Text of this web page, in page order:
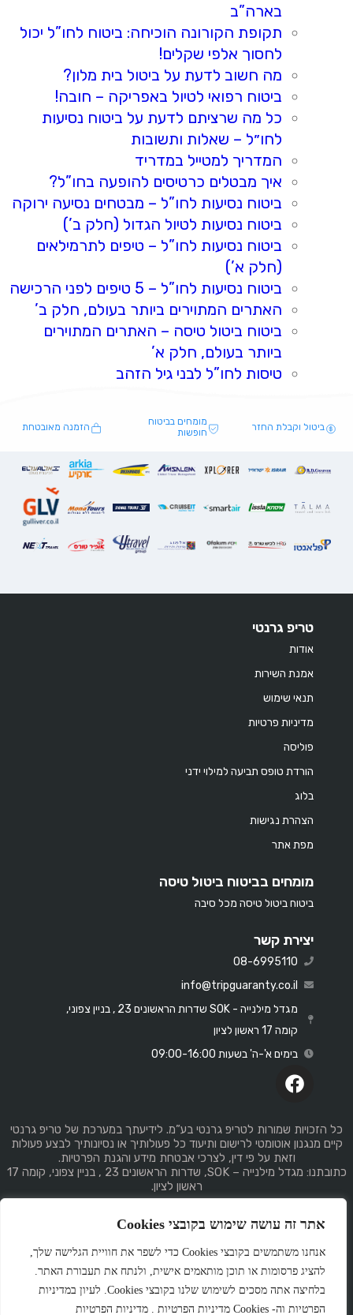
אתר זה עושה שימוש בקובצי Cookies
אנחנו משתמשים בקובצי Cookies כדי לשפר את חוויית הגלישה שלך,
להציג פרסומות או תוכן מותאמים אישית, ולנתח את תעבורת האתר.
בלחיצה אתה מסכים לשימוש שלנו בקובצי Cookies. לעיון במדיניות
הפרטיות וה- Cookies מדיניות הפרטיות . מדיניות הפרטיות
בארה”ב
תקופת הקורונה הוכיחה: ביטוח לחו”ל יכול
לחסוך אלפי שקלים!
מה חשוב לדעת על ביטול בית מלון?
ביטוח רפואי לטיול באפריקה – חובה!
כל מה שרציתם לדעת על ביטוח נסיעות
לחו״ל – שאלות ותשובות
המדריך למטייל במדריד
איך מבטלים כרטיסים להופעה בחו”ל?
ביטוח נסיעות לחו”ל – מבטחים נסיעה ירוקה
ביטוח נסיעות לטיול הגדול (חלק ב’)
ביטוח נסיעות לחו”ל – טיפים לתרמילאים
(חלק א’)
ביטוח נסיעות לחו”ל – 5 טיפים לפני הרכישה
האתרים המתוירים ביותר בעולם, חלק ב’
ביטוח ביטול טיסה – האתרים המתוירים
ביותר בעולם, חלק א’
טיסות לחו”ל לבני גיל הזהב
ביטול וקבלת החזר
מומחים בביטוח
חופשות
הזמנה מאובטחת
טריפ גרנטי
אודות
אמנת השירות
תנאי שימוש
מדיניות פרטיות
פוליסה
הורדת טופס תביעה למילוי ידני
בלוג
הצהרת נגישות
מפת אתר
מומחים בביטוח ביטול טיסה
ביטוח ביטול טיסה מכל סיבה
יצירת קשר
08-6995110
info@tripguaranty.co.il
מגדל מילנייה - SOK שדרות הראשונים 23 , בניין צפוני,
קומה 17 ראשון לציון
בימים א'-ה' בשעות 09:00-16:00
כל הזכויות שמורות לטריפ גרנטי בע”מ. לידיעתך במערכת של טריפ גרנטי
קיים מנגנון אוטומטי לרישום ותיעוד כל פעולותיך או נסיונותיך לבצע פעולות
וזאת על פי דין, לצרכי אבטחת מידע והגנת הפרטיות.
כתובתנו: מגדל מילנייה – SOK, שדרות הראשונים 23 , בניין צפוני, קומה 17
ראשון לציון.
Madeby GemPlan